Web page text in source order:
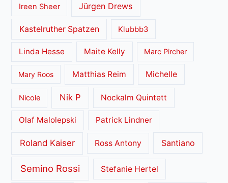
Ireen Sheer Jürgen Drews
Kastelruther Spatzen Klubbb3
Linda Hesse Maite Kelly Marc Pircher
Mary Roos Matthias Reim Michelle
Nicole Nik P Nockalm Quintett
Olaf Malolepski Patrick Lindner
Roland Kaiser Ross Antony Santiano
Semino Rossi Stefanie Hertel